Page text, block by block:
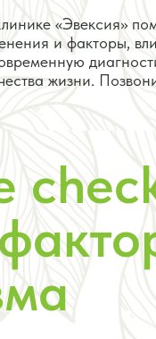
«Эвексия»
и факторы,
жизни.